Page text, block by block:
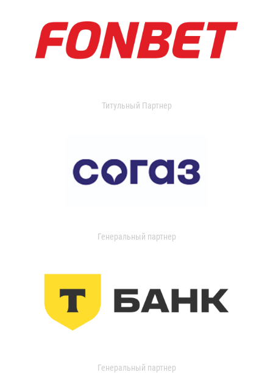
Титульный Партнер
Генеральный партнер
Генеральный партнер